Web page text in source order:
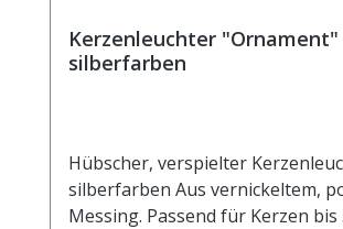
Kerzenleuchter "Ornament"
silberfarben
Hübscher, verspielter
silberfarben Aus vernickeltem,
Messing. Passend für Kerzen bis